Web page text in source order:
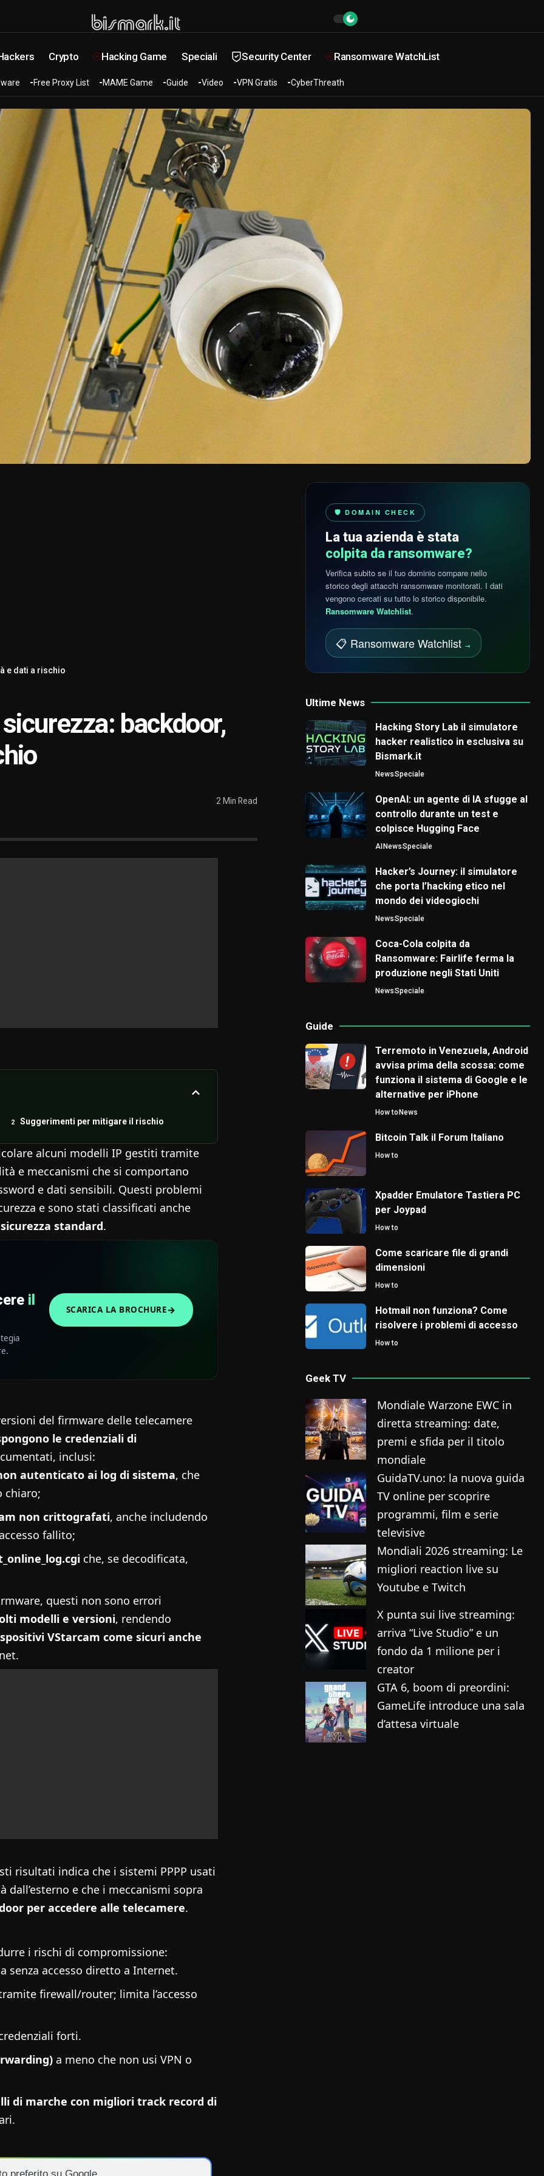
Crypto Hacking Game Speciali Security Center Ransomware WatchList
Free Proxy List MAME Game Guide Video VPN Gratis CyberThreath
e dati a rischio
backdoor,
2 Min Read
Suggerimenti per mitigare il rischio
alcuni modelli IP gestiti tramite
e meccanismi che si comportano
e dati sensibili. Questi problemi
e sono stati classificati anche
standard.
il
SCARICA LA BROCHURE→
del firmware delle telecamere
le credenziali di
inclusi:
autenticato ai log di sistema, che
chiaro;
non crittografati, anche includendo
fallito;
che, se decodificata,
questi non sono errori
modelli e versioni, rendendo
VStarcam come sicuri anche
risultati indica che i sistemi PPPP usati
e che i meccanismi sopra
per accedere alle telecamere.
i rischi di compromissione:
senza accesso diretto a Internet.
firewall/router; limita l’accesso
forti.
a meno che non usi VPN o
di marche con migliori track record di
🛡️ DOMAIN CHECK
La tua azienda è stata
colpita da ransomware?
Verifica subito se il tuo dominio compare nello
storico degli attacchi ransomware monitorati. I dati
vengono cercati su tutto lo storico disponibile.
Ransomware Watchlist.
📋 Ransomware Watchlist →
Ultime News
Hacking Story Lab il simulatore
hacker realistico in esclusiva su
Bismark.it
NewsSpeciale
OpenAI: un agente di IA sfugge al
controllo durante un test e
colpisce Hugging Face
AINewsSpeciale
Hacker’s Journey: il simulatore
che porta l’hacking etico nel
mondo dei videogiochi
NewsSpeciale
Coca-Cola colpita da
Ransomware: Fairlife ferma la
produzione negli Stati Uniti
NewsSpeciale
Guide
Terremoto in Venezuela, Android
avvisa prima della scossa: come
funziona il sistema di Google e le
alternative per iPhone
How toNews
Bitcoin Talk il Forum Italiano
How to
Xpadder Emulatore Tastiera PC
per Joypad
How to
Come scaricare file di grandi
dimensioni
How to
Hotmail non funziona? Come
risolvere i problemi di accesso
How to
Geek TV
Mondiale Warzone EWC in
diretta streaming: date,
premi e sfida per il titolo
mondiale
GuidaTV.uno: la nuova guida
TV online per scoprire
programmi, film e serie
televisive
Mondiali 2026 streaming: Le
migliori reaction live su
Youtube e Twitch
X punta sui live streaming:
arriva “Live Studio” e un
fondo da 1 milione per i
creator
GTA 6, boom di preordini:
GameLife introduce una sala
d’attesa virtuale